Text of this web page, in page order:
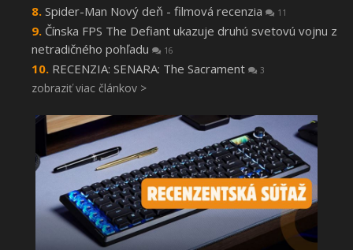
Spider-Man Nový deň - filmová recenzia 11
Čínska FPS The Defiant ukazuje druhú svetovú vojnu z
netradičného pohľadu
16
RECENZIA: SENARA: The Sacrament 3
zobraziť viac článkov >